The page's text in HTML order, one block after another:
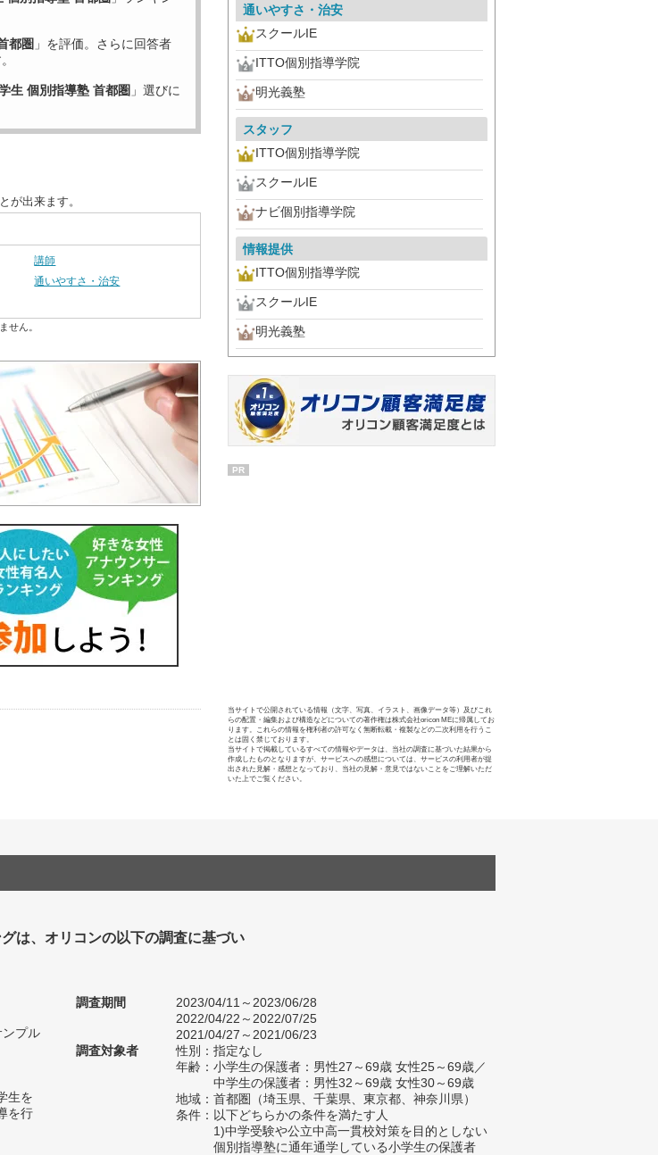
都圏 」を評価。さらに回答者
生 個別指導塾 首都圏 」選びに
が出来ます。
講師
通いやすさ・治安
せん。
通いやすさ・治安
スクールIE
ITTO個別指導学院
明光義塾
スタッフ
ITTO個別指導学院
スクールIE
ナビ個別指導学院
情報提供
ITTO個別指導学院
スクールIE
明光義塾
PR
当サイトで公開されている情報（文字、写真、イラスト、画像データ等）及びこれ
らの配置・編集および構造などについての著作権は株式会社oricon MEに帰属してお
ります。これらの情報を権利者の許可なく無断転載・複製などの二次利用を行うこ
とは固く禁じております。
当サイトで掲載しているすべての情報やデータは、当社の調査に基づいた結果から
作成したものとなりますが、サービスへの感想については、サービスの利用者が提
出された見解・感想となっており、当社の見解・意見ではないことをご理解いただ
いた上でご覧ください。
は、オリコンの以下の調査に基づい
プル
生を
を行
調査期間
2023/04/11～2023/06/28
2022/04/22～2022/07/25
2021/04/27～2021/06/23
調査対象者
性別：指定なし
年齢：小学生の保護者：男性27～69歳 女性25～69歳／
中学生の保護者：男性32～69歳 女性30～69歳
地域：首都圏（埼玉県、千葉県、東京都、神奈川県）
条件：以下どちらかの条件を満たす人
1)中学受験や公立中高一貫校対策を目的としない
個別指導塾に通年通学している小学生の保護者